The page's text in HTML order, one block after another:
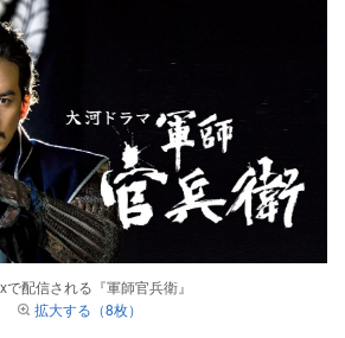
で配信される『軍師官兵衛』
拡大する（8枚）